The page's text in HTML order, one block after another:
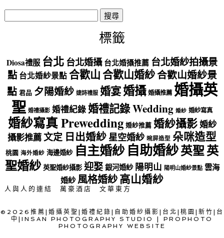
搜
尋
標籤
Diosa禮服 台北台北婚攝 台北婚攝推薦 台北婚紗拍攝景
點 台北婚紗景點 合歡山合歡山婚紗合歡山婚紗景
點 君品 夕陽婚紗 婕詩禮服 婚宴婚攝 婚攝推薦 婚攝英
聖 婚禮攝影 婚禮紀錄婚禮記錄 Wedding 婚紗 婚紗寫真
婚紗寫真 Prewedding 婚紗推薦 婚紗攝影婚紗
攝影推薦文定 日出婚紗星空婚紗 晼屏造型 朵咪造型
桃園 海外婚紗 海邊婚紗 自主婚紗 自助婚紗英聖英
聖婚紗 英聖婚紗攝影 迎娶 銀河婚紗 陽明山 陽明山婚紗景點 雲海
婚紗風格婚紗高山婚紗
人與人的連結 萬豪酒店 文華東方
©2026推薦|婚攝英聖|婚禮紀錄|自助婚紗攝影|台北|桃園|新竹|台
中|INSAN PHOTOGRAPHY STUDIO
PROPHOTO
PHOTOGRAPHY WEBSITE